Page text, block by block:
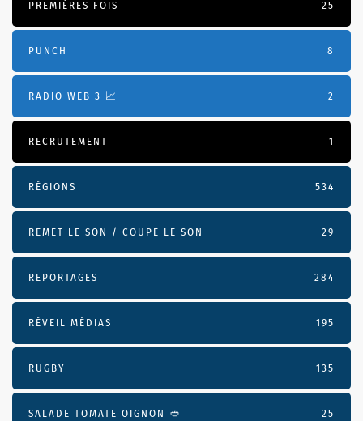
PREMIÈRES FOIS 25
PUNCH 8
RADIO WEB 3 📈 2
RECRUTEMENT 1
RÉGIONS 534
REMET LE SON / COUPE LE SON 29
REPORTAGES 284
RÉVEIL MÉDIAS 195
RUGBY 135
SALADE TOMATE OIGNON 🥙 25